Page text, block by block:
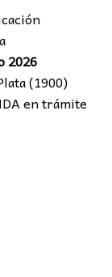
2026
(1900)
en trámite